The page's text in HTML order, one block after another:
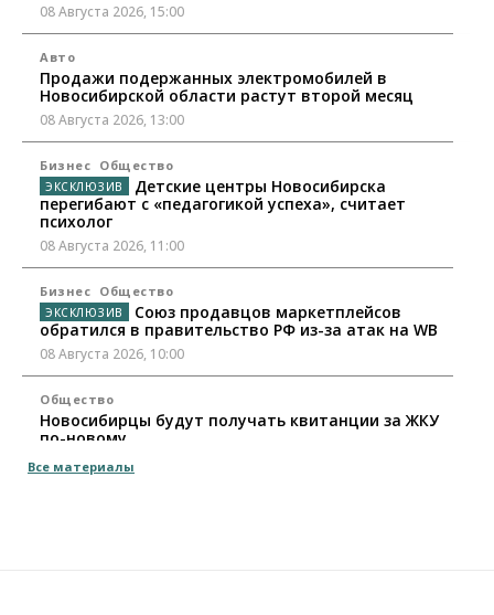
08 Августа 2026, 15:00
Авто
Продажи подержанных электромобилей в
Новосибирской области растут второй месяц
08 Августа 2026, 13:00
Бизнес Общество
Детские центры Новосибирска
перегибают с «педагогикой успеха», считает
психолог
08 Августа 2026, 11:00
Бизнес Общество
Союз продавцов маркетплейсов
обратился в правительство РФ из-за атак на WB
08 Августа 2026, 10:00
Общество
Новосибирцы будут получать квитанции за ЖКУ
по-новому
08 Августа 2026, 09:00
Все материалы